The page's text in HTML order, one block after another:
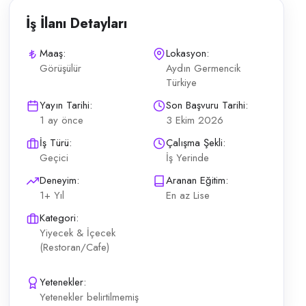
görünüme ve kişisel bakıma özen Yaş: 20–35 Havuz kenarı
İş İlanı Detayları
Maaş:
Görüşülür
Lokasyon:
Aydın Germencik
Türkiye
Yayın Tarihi:
1 ay önce
Son Başvuru Tarihi:
3 Ekim 2026
İş Türü:
Geçici
Çalışma Şekli:
İş Yerinde
Deneyim:
1+ Yıl
Aranan Eğitim:
En az Lise
Kategori:
Yiyecek & İçecek
(Restoran/Cafe)
Yetenekler:
Yetenekler belirtilmemiş